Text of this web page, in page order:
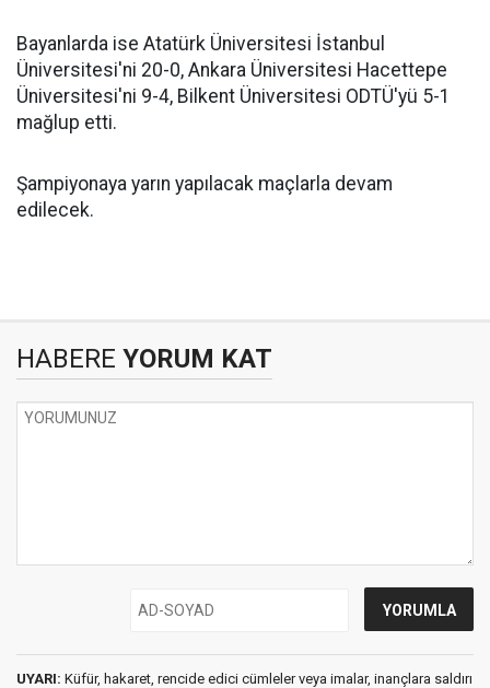
Bayanlarda ise Atatürk Üniversitesi İstanbul
Üniversitesi'ni 20-0, Ankara Üniversitesi Hacettepe
Üniversitesi'ni 9-4, Bilkent Üniversitesi ODTÜ'yü 5-1
mağlup etti.
Şampiyonaya yarın yapılacak maçlarla devam
edilecek.
HABERE YORUM KAT
UYARI: Küfür, hakaret, rencide edici cümleler veya imalar, inançlara saldırı